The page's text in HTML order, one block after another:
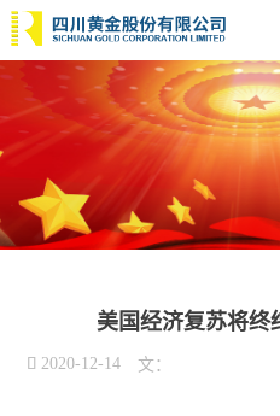
美国经济复苏将终
 2020-12-14 文：